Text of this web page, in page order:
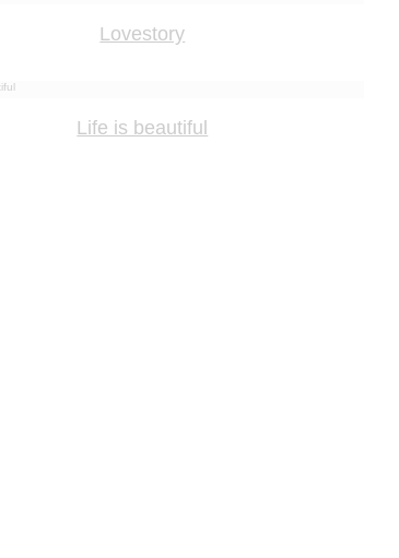
Lovestory
Life is beautiful